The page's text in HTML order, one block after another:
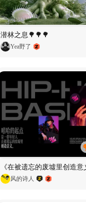
潜林之息🌳🌳🌳
Yea野了
风的诗人